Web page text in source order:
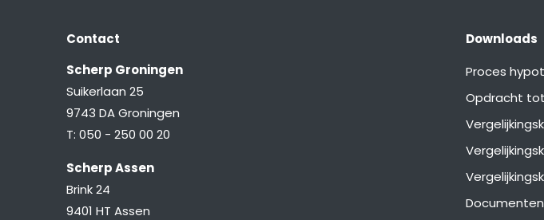
Contact
Scherp Groningen
Suikerlaan 25
9743 DA Groningen
T:050 - 250 00 20
Scherp Assen
Brink 24
9401 HT Assen
Downloads
Proces
Opdracht